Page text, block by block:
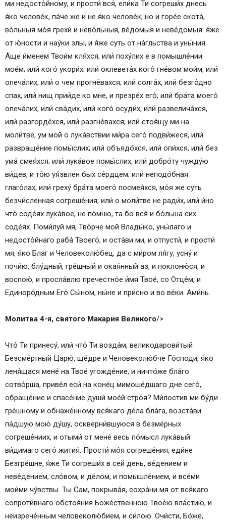
ми недосто́йному, и прости́ вся́, ели́ка Ти согреши́х днесь
я́ко челове́к, па́че же и не я́ко челове́к, но и горе́е скота́,
во́льныя мо́я грехи́ и нево́льныя, ве́домыя и неве́домыя: я́же
от ю́ности и нау́ки злы, и я́же суть от на́гльства и уны́ния.
А́ще и́менем Твои́м кля́хся, или́ поху́лих е в помышле́нии
мое́м; или́ кого́ укори́х; или́ оклевета́х кого́ гне́вом мои́м, или́
опеча́лих, или́ о чем прогне́вахся; или́ солга́х, или́ безго́дно
спах, или́ нищ прии́де ко мне, и презре́х его́; или́ бра́та моего́
опеча́лих, или́ сва́дих, или́ кого́ осуди́х; или́ развелича́хся,
или́ разгорде́хся, или́ разгне́вахся; или́ стоя́щу ми на
моли́тве, ум мой о лука́вствии ми́ра сего́ подви́жеся, или́
развраще́ние помы́слих; или́ объядо́хся, или́ опи́хся, или́ без
ума́ смея́хся; или́ лука́вое помы́слих, или́ добро́ту чужду́ю
ви́дев, и то́ю уя́звлен бых се́рдцем; или́ неподо́бная
глаго́лах, или́ греху́ бра́та моего́ посмея́хся, мо́я же суть
безчи́сленная согреше́ния; или́ о моли́тве не ради́х, или́ и́но
что́ соде́ях лука́вое, не по́мню, та бо вся́ и бо́льша сих
соде́ях. Поми́луй мя, Тво́рче мой Влады́ко, уны́лаго и
недосто́йнаго раба́ Твоего́, и оста́ви ми, и отпусти́, и прости́
мя, я́ко Благ и Человеколю́бец, да с ми́ром ля́гу, усну́ и
почи́ю, блу́дный, гре́шный и окая́нный аз, и поклоню́ся, и
воспою́, и просла́влю пречестно́е и́мя Твое́, со Отце́м, и
Единоро́дным Его́ Сы́ном, ны́не и при́сно и во ве́ки. Ами́нь.
Молитва 4-я, святого Макария Великого/>
Что́ Ти принесу́, или́ что́ Ти возда́м, великодарови́тый
Безсме́ртный Царю́, ще́дре и Человеколю́бче Го́споди, я́ко
леня́щася мене́ на Твое́ угожде́ние, и ничто́же бла́го
сотво́рша, приве́л еси́ на коне́ц мимоше́дшаго дне сего́,
обраще́ние и спасе́ние души́ мое́й стро́я? Ми́лостив ми бу́ди
гре́шному и обнаже́нному вся́каго де́ла бла́га, возста́ви
па́дшую мою́ ду́шу, оскверни́вшуюся в безме́рных
согреше́ниих, и отыми́ от мене́ весь по́мысл лука́вый
ви́димаго сего́ жития́. Прости́ мо́я согреше́ния, еди́не
Безгре́шне, я́же Ти согреши́х в сей день, ве́дением и
неве́дением, сло́вом, и де́лом, и помышле́нием, и все́ми
мои́ми чу́вствы. Ты Сам, покрыва́я, сохра́ни мя от вся́каго
сопроти́внаго обстоя́ния Боже́ственною Твое́ю вла́стию, и
неизрече́нным человеколю́бием, и си́лою. Очи́сти, Бо́же,